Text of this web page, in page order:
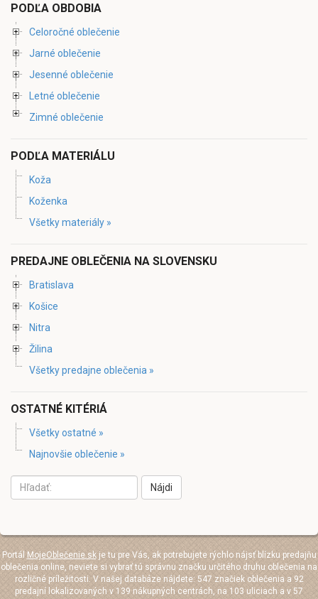
PODĽA OBDOBIA
Celoročné oblečenie
Jarné oblečenie
Jesenné oblečenie
Letné oblečenie
Zimné oblečenie
PODĽA MATERIÁLU
Koža
Koženka
Všetky materiály »
PREDAJNE OBLEČENIA NA SLOVENSKU
Bratislava
Košice
Nitra
Žilina
Všetky predajne oblečenia »
OSTATNÉ KITÉRIÁ
Všetky ostatné »
Najnovšie oblečenie »
Nájdi
Portál MojeOblečenie.skje tu pre Vás, ak potrebujete rýchlo nájsť blízku predajňu
oblečenia online, neviete si vybrať tú správnu značku určitého druhu oblečenia na
rozličné príležitosti. V našej databáze nájdete: 547 značiek oblečenia a 92
predajní lokalizovaných v 139 nákupných centrách, na 103 uliciach a v 57